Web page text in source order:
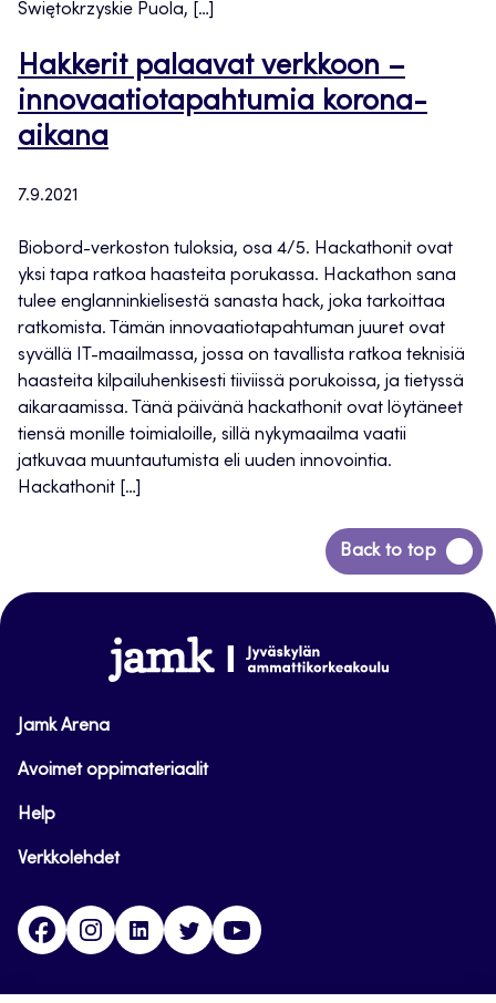
Świętokrzyskie Puola, […]
Hakkerit palaavat verkkoon –
innovaatiotapahtumia korona-
aikana
7.9.2021
Biobord-verkoston tuloksia, osa 4/5. Hackathonit ovat
yksi tapa ratkoa haasteita porukassa. Hackathon sana
tulee englanninkielisestä sanasta hack, joka tarkoittaa
ratkomista. Tämän innovaatiotapahtuman juuret ovat
syvällä IT-maailmassa, jossa on tavallista ratkoa teknisiä
haasteita kilpailuhenkisesti tiiviissä porukoissa, ja tietyssä
aikaraamissa. Tänä päivänä hackathonit ovat löytäneet
tiensä monille toimialoille, sillä nykymaailma vaatii
jatkuvaa muuntautumista eli uuden innovointia.
Hackathonit […]
Back to top
Siirry
takaisin
www.jamk.fi
Jamk Arena
Avoimet oppimateriaalit
Help
Verkkolehdet
FacebookInstagramLinkedinTwitter